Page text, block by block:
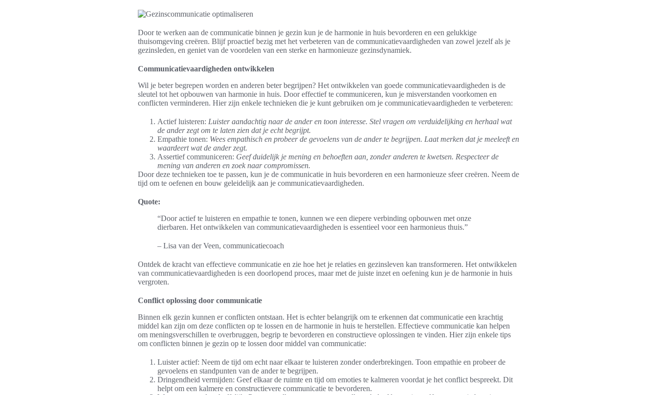
Door te werken aan de communicatie binnen je gezin kun je de harmonie in huis bevorderen en een gelukkige
thuisomgeving creëren. Blijf proactief bezig met het verbeteren van de communicatievaardigheden van zowel jezelf als je
gezinsleden, en geniet van de voordelen van een sterke en harmonieuze gezinsdynamiek.
Communicatievaardigheden ontwikkelen
Wil je beter begrepen worden en anderen beter begrijpen? Het ontwikkelen van goede communicatievaardigheden is de
sleutel tot het opbouwen van harmonie in huis. Door effectief te communiceren, kun je misverstanden voorkomen en
conflicten verminderen. Hier zijn enkele technieken die je kunt gebruiken om je communicatievaardigheden te verbeteren:
Actief luisteren: Luister aandachtig naar de ander en toon interesse. Stel vragen om verduidelijking en herhaal wat
de ander zegt om te laten zien dat je echt begrijpt.
Empathie tonen: Wees empathisch en probeer de gevoelens van de ander te begrijpen. Laat merken dat je meeleeft en
waardeert wat de ander zegt.
Assertief communiceren: Geef duidelijk je mening en behoeften aan, zonder anderen te kwetsen. Respecteer de
mening van anderen en zoek naar compromissen.
Door deze technieken toe te passen, kun je de communicatie in huis bevorderen en een harmonieuze sfeer creëren. Neem de
tijd om te oefenen en bouw geleidelijk aan je communicatievaardigheden.
Quote:
“Door actief te luisteren en empathie te tonen, kunnen we een diepere verbinding opbouwen met onze
dierbaren. Het ontwikkelen van communicatievaardigheden is essentieel voor een harmonieus thuis.”
– Lisa van der Veen, communicatiecoach
Ontdek de kracht van effectieve communicatie en zie hoe het je relaties en gezinsleven kan transformeren. Het ontwikkelen
van communicatievaardigheden is een doorlopend proces, maar met de juiste inzet en oefening kun je de harmonie in huis
vergroten.
Conflict oplossing door communicatie
Binnen elk gezin kunnen er conflicten ontstaan. Het is echter belangrijk om te erkennen dat communicatie een krachtig
middel kan zijn om deze conflicten op te lossen en de harmonie in huis te herstellen. Effectieve communicatie kan helpen
om meningsverschillen te overbruggen, begrip te bevorderen en constructieve oplossingen te vinden. Hier zijn enkele tips
om conflicten binnen je gezin op te lossen door middel van communicatie:
Luister actief: Neem de tijd om echt naar elkaar te luisteren zonder onderbrekingen. Toon empathie en probeer de
gevoelens en standpunten van de ander te begrijpen.
Dringendheid vermijden: Geef elkaar de ruimte en tijd om emoties te kalmeren voordat je het conflict bespreekt. Dit
helpt om een kalmere en constructievere communicatie te bevorderen.